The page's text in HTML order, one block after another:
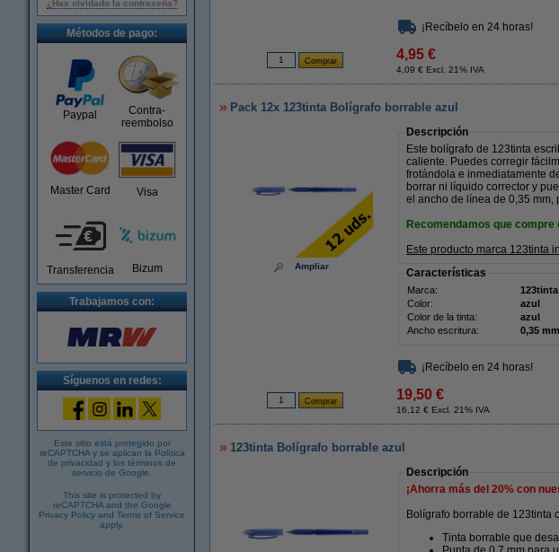
¿Has olvidado la contraseña?
Métodos de pago:
Paypal
Contra-
reembolso
Master Card Visa
Transferencia Bizum
Trabajamos con:
Síguenos en redes:
Este sitio está protegido por
reCAPTCHA y se aplican la Política
de privacidad y los términos de
servicio de Google
This site is protected by
reCAPTCHA and the Google
Privacy Policy and Terms of Service
apply.
¡Recíbelo en 24 horas!
4,95 €
4,09 € Excl. 21% IVA
Pack 12x 123tinta Bolígrafo borrable azul
Ampliar
Descripción
Este bolígrafo de 123tinta
caliente. Puedes corregir
frotándola e inmediatamente
borrar ni líquido corrector y
el ancho de línea de 0,35
Recomendamos que
Este producto marca 123tinta
Características
Marca: 123tinta
Color:
azul
Color de la tinta:
azul
Ancho escritura:
0,35 mm
¡Recíbelo en 24 horas!
19,50 €
16,12 € Excl. 21% IVA
123tinta Bolígrafo borrable azul
Descripción
¡Ahorra más del 20% con
Bolígrafo borrable de 123tinta
Tinta borrable que